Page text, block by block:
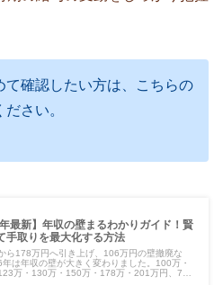
て確認したい方は、こちらの
さい。
年最新】年収の壁まるわかりガイド！賢
手取りを最大化する方法
ら178万円へ引き上げ、106万円の壁撤廃な
年は年収の壁が大きく変わりました。100万・
万・130万・150万・178万・201万円、7つ